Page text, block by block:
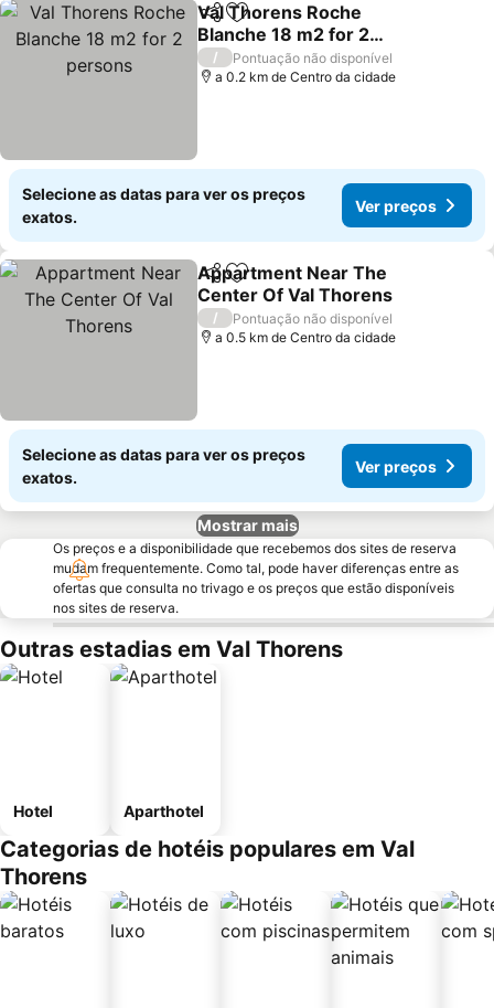
PartilharAdicionar aos favoritos
Val Thorens Roche
Blanche 18 m2 for 2
persons
/
Pontuação não disponível
a 0.2 km de Centro da cidade
Selecione as datas para ver os preços
exatos.
Ver preços
PartilharAdicionar aos favoritos
Appartment Near The
Center Of Val Thorens
/
Pontuação não disponível
a 0.5 km de Centro da cidade
Selecione as datas para ver os preços
exatos.
Ver preços
Mostrar mais
Os preços e a disponibilidade que recebemos dos sites de reserva
mudam frequentemente. Como tal, pode haver diferenças entre as
ofertas que consulta no trivago e os preços que estão disponíveis
nos sites de reserva.
Outras estadias em Val Thorens
Hotel Aparthotel
Categorias de hotéis populares em Val
Thorens